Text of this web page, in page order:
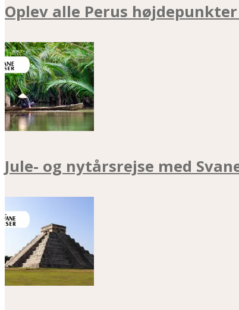
Oplev alle Perus
Jule- og nytårsrejse med